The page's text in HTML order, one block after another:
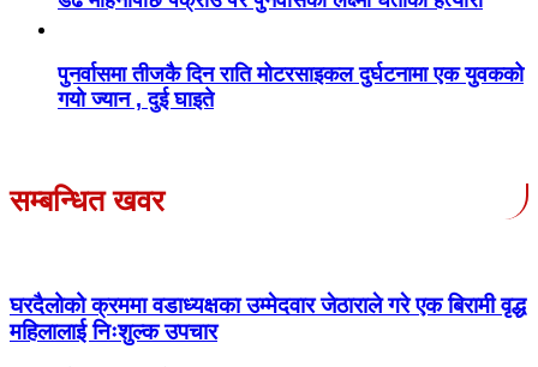
पुनर्वासमा तीजकै दिन राति मोटरसाइकल दुर्घटनामा एक युवकको
गयो ज्यान , दुई घाइते
सम्बन्धित खवर
घरदैलोको क्रममा वडाध्यक्षका उम्मेदवार जेठाराले गरे एक बिरामी वृद्ध
महिलालाई निःशुल्क उपचार